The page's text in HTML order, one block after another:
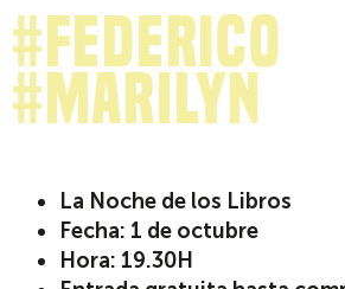
#Federico
#Marilyn
La Noche de los Libros
Fecha: 1 de octubre
Hora: 19.30H